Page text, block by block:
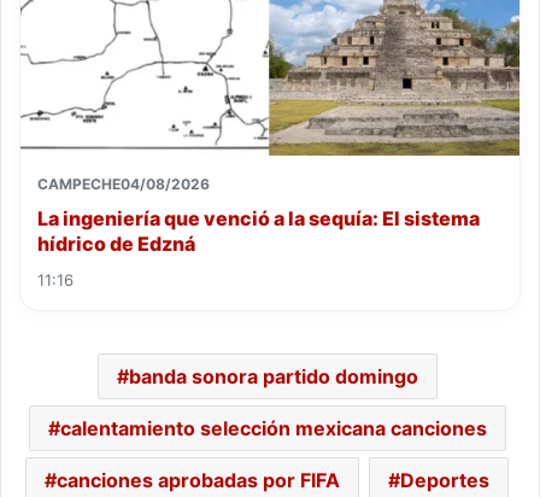
CAMPECHE04/08/2026
La ingeniería que venció a la sequía: El sistema
hídrico de Edzná
11:16
banda sonora partido domingo
calentamiento selección mexicana canciones
canciones aprobadas por FIFA Deportes